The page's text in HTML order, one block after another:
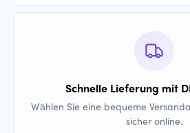
Schnelle Lieferung mit
Wählen Sie eine bequeme
sicher online.